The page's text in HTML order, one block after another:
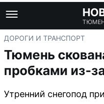
ДОРОГИ И ТРАНСПОРТ
Тюмень
пробками из-
Утренний снегопод